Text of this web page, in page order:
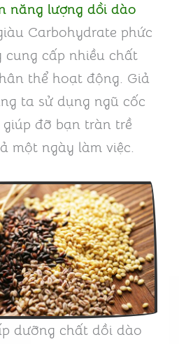
năng lượng dồi dào
Carbohydrate phức
cấp nhiều chất
thể hoạt động. Giả
ta sử dụng ngũ cốc
đỡ bạn tràn trề
một ngày làm việc.
dưỡng chất dồi dào